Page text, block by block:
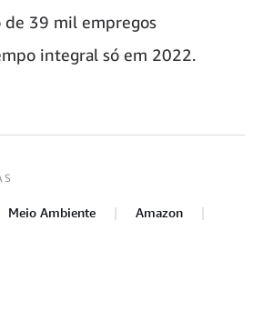
39 mil empregos
integral só em 2022.
Meio Ambiente Amazon